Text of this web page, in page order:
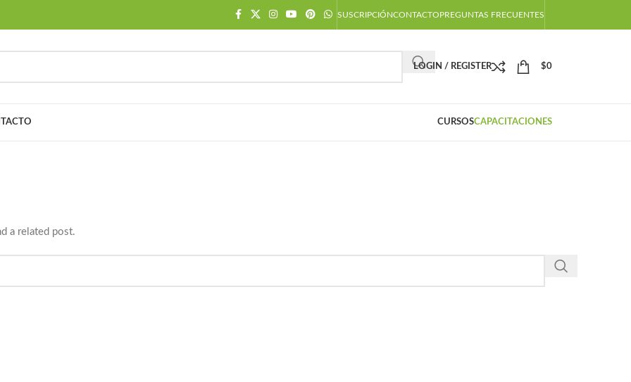
SUSCRIPCIÓNCONTACTOPREGUNTAS FRECUENTES
LOGIN / REGISTER $0
CURSOSCAPACITACIONES
a related post.